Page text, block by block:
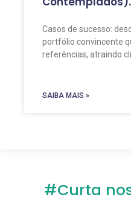
Casos de sucesso:
portfólio convincente
referências, atraindo
SAIBA MAIS »
#Curta